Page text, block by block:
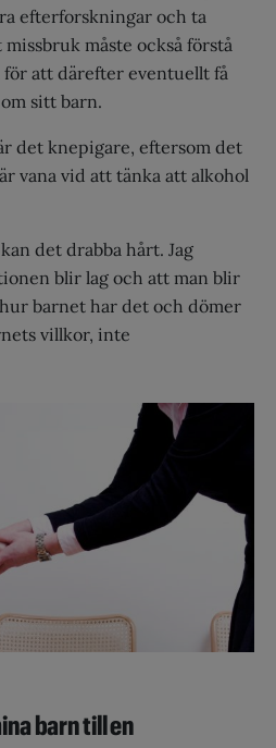
efterforskningar och ta
måste också förstå
att därefter eventuellt få
sitt barn.
det knepigare, eftersom det
vana vid att tänka att alkohol
det drabba hårt. Jag
blir lag och att man blir
barnet har det och dömer
villkor, inte
barn till en